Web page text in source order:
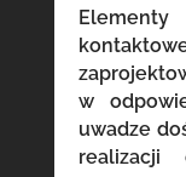
w
uwadze
realizacji